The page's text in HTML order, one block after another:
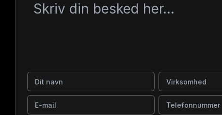
Dit navn Virksomhed
E-mail Telefonnummer